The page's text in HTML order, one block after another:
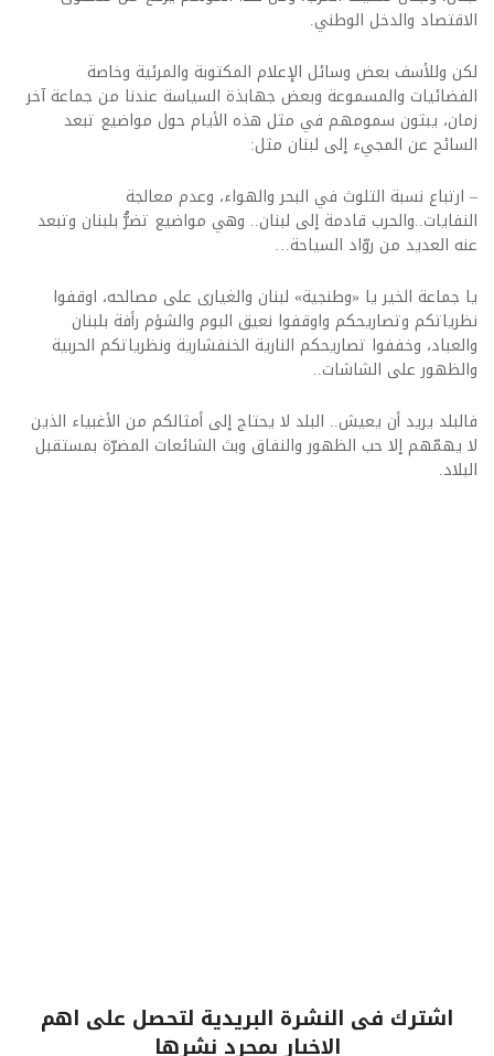
الاقتصاد والدخل الوطني.
لكن وللأسف بعض وسائل الإعلام المكتوبة والمرئية وخاصة
الفضائيات والمسموعة وبعض جهابذة السياسة عندنا من جماعة آخر
زمان، يبثون سمومهم في مثل هذه الأيام حول مواضيع تبعد
السائح عن المجيء إلى لبنان مثل:
– ارتباع نسبة التلوث في البحر والهواء، وعدم معالجة
النفايات..والحرب قادمة إلى لبنان.. وهي مواضيع تضرُّ بلبنان وتبعد
عنه العديد من روّاد السياحة…
يا جماعة الخير يا «وطنجية» لبنان والغيارى على مصالحه، اوقفوا
نظرياتكم وتصاريحكم واوقفوا نعيق البوم والشؤم رأفة بلبنان
والعباد، وخففوا تصاريحكم النارية الخنفشارية ونظرياتكم الحربية
والظهور على الشاشات..
فالبلد يريد أن يعيش.. البلد لا يحتاج إلى أمثالكم من الأغبياء الذين
لا يهمّهم إلا حب الظهور والنفاق وبث الشائعات المضرّة بمستقبل
البلاد.
اشترك فى النشرة البريدية لتحصل على اهم
الاخبار بمجرد نشرها